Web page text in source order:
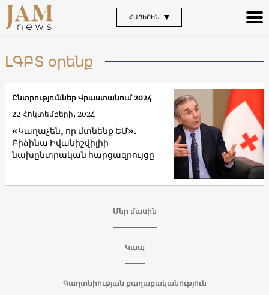
ՀԱՅԵՐԵՆ
ԼԳԲՏ օրենք
«Կաղաչեն, որ մտնենք ԵՄ».
Բիձինա Իվանիշվիլիի
նախընտրական հարցազրույցը
Ընտրություններ Վրաստանում 2024
22 Հոկտեմբերի, 2024
Մեր մասին
Կապ
Գաղտնիության քաղաքականություն